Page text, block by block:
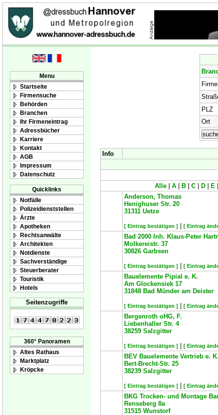
Menu
Startseite
Firmensuche
Behörden
Branchen
Ihr Firmeneintrag
Adressbücher
Karriere
Kontakt
AGB
Impressum
Datenschutz
Quicklinks
Notfälle
Polizeidienststellen
Ärzte
Apotheken
Rechtsanwälte
Architekten
Notdienste
Sachverständige
Steuerberater
Touristik
Hotels
Seitenzugriffe
360° Panoramen
Altes Rathaus
Marktplatz
Kröpcke
PLZ
Ort
Info
Alle A B C D E
Anderson, Thomas
Henighuser Str. 20
31311 Uetze
[ Eintrag bestätigen ] [ Eintrag
Bad 2000 Inh. Klaus-Peter
Molkereistr. 37
30826 Garbsen
[ Eintrag bestätigen ] [ Eintrag
Bauelemente Pipial e. K.
Am Glockensiek 17
31848 Bad Münder am Deister
[ Eintrag bestätigen ] [ Eintrag
Bergenroth oHG, F.
Liebenhaller Str. 4
38259 Salzgitter
[ Eintrag bestätigen ] [ Eintrag
BEV Bauelemente Vertrieb e.
Bert-Brecht-Str. 25
38239 Salzgitter
[ Eintrag bestätigen ] [ Eintrag
BKG Trocken- und Montage
Renseberg 8a
31515 Wunstorf